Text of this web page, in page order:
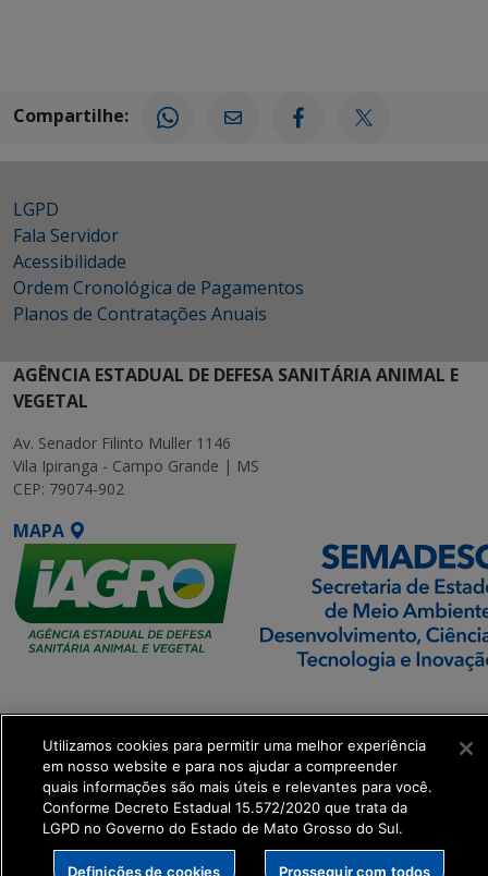
Compartilhe:
LGPD
Fala Servidor
Acessibilidade
Ordem Cronológica de Pagamentos
Planos de Contratações Anuais
AGÊNCIA ESTADUAL DE DEFESA SANITÁRIA ANIMAL E
VEGETAL
Av. Senador Filinto Muller 1146
Vila Ipiranga - Campo Grande | MS
CEP: 79074-902
MAPA
Transformação Digital
get_footer();
Utilizamos cookies para permitir uma melhor experiência
em nosso website e para nos ajudar a compreender
quais informações são mais úteis e relevantes para você.
Conforme Decreto Estadual 15.572/2020 que trata da
LGPD no Governo do Estado de Mato Grosso do Sul.
Definições de cookies Prosseguir com todos